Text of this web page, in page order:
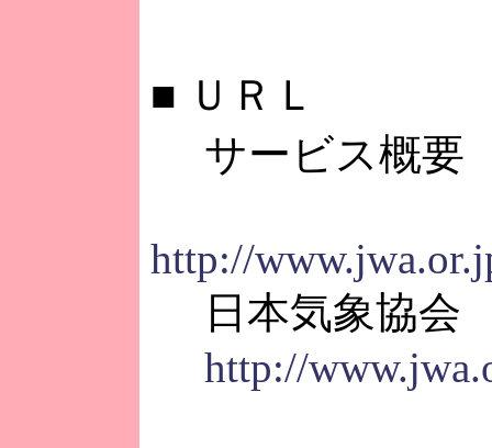
■ ＵＲＬ
サービス概要
http://
日本気象協会
http://